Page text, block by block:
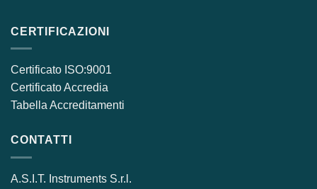
CERTIFICAZIONI
Certificato ISO:9001
Certificato Accredia
Tabella Accreditamenti
CONTATTI
A.S.I.T. Instruments S.r.l.